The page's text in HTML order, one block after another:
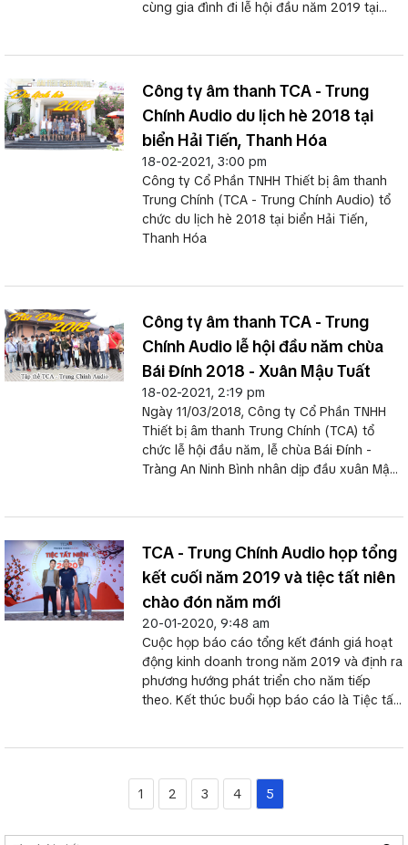
cùng gia đình đi lễ hội đầu năm 2019 tại
Công ty âm thanh TCA - Trung
Chính Audio du lịch hè 2018 tại
biển Hải Tiến, Thanh Hóa
18-02-2021, 3:00 pm
Công ty Cổ Phần TNHH Thiết bị âm thanh
Trung Chính (TCA - Trung Chính Audio) tổ
chức du lịch hè 2018 tại biển Hải Tiến,
Thanh Hóa
Công ty âm thanh TCA - Trung
Chính Audio lễ hội đầu năm chùa
Bái Đính 2018 - Xuân Mậu Tuất
18-02-2021, 2:19 pm
Ngày 11/03/2018, Công ty Cổ Phần TNHH
Thiết bị âm thanh Trung Chính (TCA) tổ
chức lễ hội đầu năm, lễ chùa Bái Đính -
Tràng An Ninh Bình nhân dịp đầu xuân Mậu
TCA - Trung Chính Audio họp tổng
kết cuối năm 2019 và tiệc tất niên
chào đón năm mới
20-01-2020, 9:48 am
Cuộc họp báo cáo tổng kết đánh giá hoạt
động kinh doanh trong năm 2019 và định ra
phương hướng phát triển cho năm tiếp
theo. Kết thúc buổi họp báo cáo là Tiệc tất
1 2 3 4 5